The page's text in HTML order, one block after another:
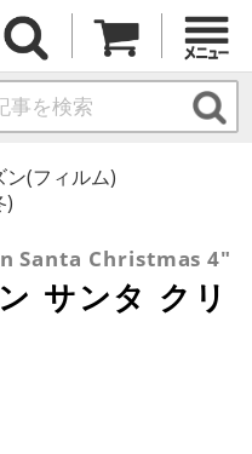
ン(フィルム)
)
Santa Christmas 4"
サンタ クリ